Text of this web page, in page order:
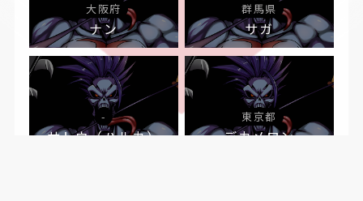
大阪府
ナン
群馬県
サガ
-
サトウ（ハルカ）
東京都
デカメロン